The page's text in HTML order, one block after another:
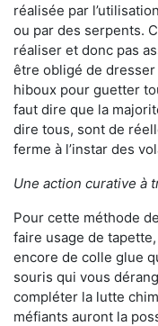
réalisée par
ou par des serpents.
réaliser et donc pas
être obligé de
hiboux pour guetter
faut dire que la
dire tous, sont de
ferme à l’instar des
Une action curative à
Pour cette méthode de
faire usage de
encore de colle glue
souris qui vous
compléter la lutte
méfiants auront la